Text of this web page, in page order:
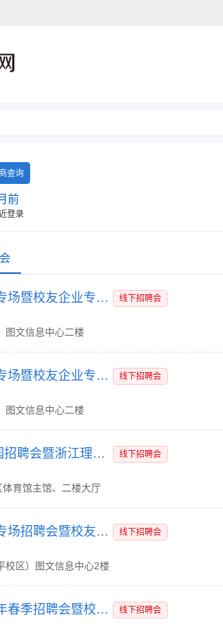
查询
前
登录
“浙理有约 共创未来”服装学院2026届毕业生春季专场暨校友企业专场招聘会 线下招聘会
图文信息中心二楼
“浙理有约 共创未来”服装学院2026届毕业生秋季专场暨校友企业专场招聘会 线下招聘会
图文信息中心二楼
“潮聚杭州”高校行——2025年在杭高校公益性校园招聘会暨浙江理工大学春季人才对接会 线下招聘会
育馆主馆、二楼大厅
“浙理有约 共创未来“2025届服装学院毕业生秋季专场招聘会暨校友企业专场招聘会 线下招聘会
校区）图文信息中心2楼
“浙理有约 共创未来”浙江理工大学临平校区2024年春季招聘会暨校友企业专场招聘会邀请函 线下招聘会